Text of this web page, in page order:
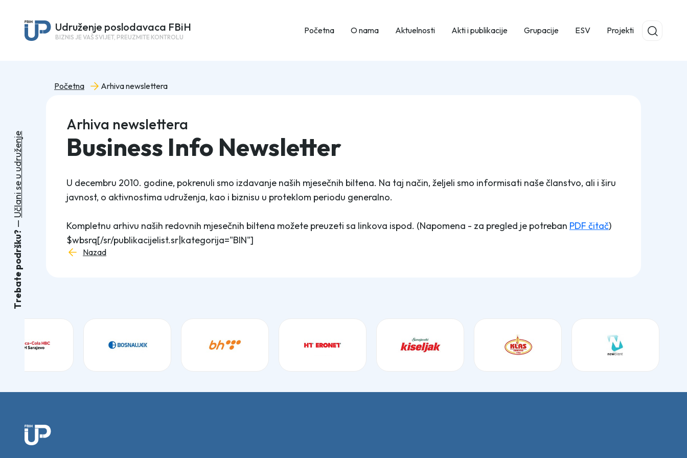
Udruženje poslodavaca FBiH
BIZNIS JE VAŠ SVIJET, PREUZMITE KONTROLU
Početna O nama Aktuelnosti Akti i publikacije Grupacije ESV Projekti
Početna Arhiva newslettera
Arhiva newslettera
Business Info Newsletter
U decembru 2010. godine, pokrenuli smo izdavanje naših mjesečnih biltena. Na taj način, željeli smo informisati naše članstvo, ali i širu
javnost, o aktivnostima udruženja, kao i biznisu u proteklom periodu generalno.
Kompletnu arhivu naših redovnih mjesečnih biltena možete preuzeti sa linkova ispod. (Napomena - za pregled je potreban PDF čitač)
$wbsrq[/sr/publikacijelist.sr|kategorija="BIN"]
Nazad
T
r
e
b
a
t
e
p
o
d
r
š
k
u
?
U
č
l
a
n
i
s
e
u
u
d
r
u
ž
e
n
j
e